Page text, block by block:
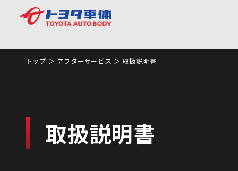
トップ アフターサービス 取扱説明書
取扱説明書